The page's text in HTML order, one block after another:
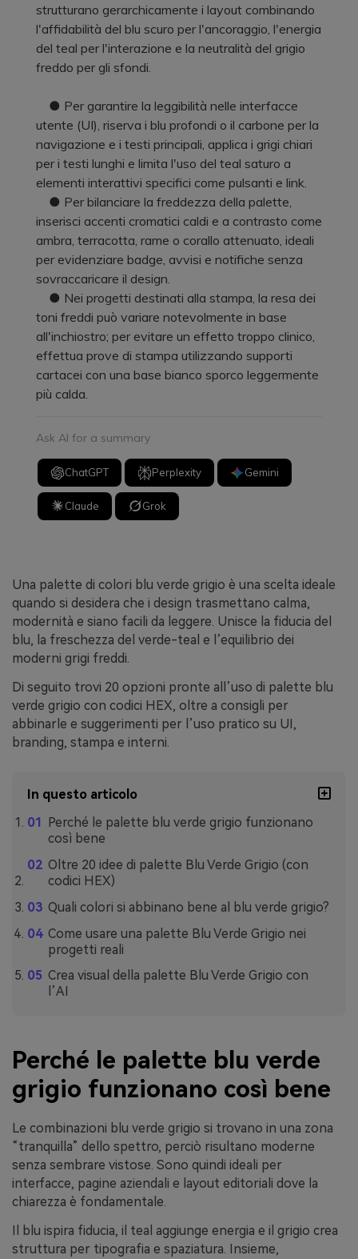
strutturano gerarchicamente i layout combinando
l'affidabilità del blu scuro per l'ancoraggio, l'energia
del teal per l'interazione e la neutralità del grigio
freddo per gli sfondi.
● Per garantire la leggibilità nelle interfacce
utente (UI), riserva i blu profondi o il carbone per la
navigazione e i testi principali, applica i grigi chiari
per i testi lunghi e limita l'uso del teal saturo a
elementi interattivi specifici come pulsanti e link.
● Per bilanciare la freddezza della palette,
inserisci accenti cromatici caldi e a contrasto come
ambra, terracotta, rame o corallo attenuato, ideali
per evidenziare badge, avvisi e notifiche senza
sovraccaricare il design.
● Nei progetti destinati alla stampa, la resa dei
toni freddi può variare notevolmente in base
all'inchiostro; per evitare un effetto troppo clinico,
effettua prove di stampa utilizzando supporti
cartacei con una base bianco sporco leggermente
più calda.
Ask AI for a summary
ChatGPT Perplexity Gemini
Claude Grok
Una palette di colori blu verde grigio è una scelta ideale
quando si desidera che i design trasmettano calma,
modernità e siano facili da leggere. Unisce la fiducia del
blu, la freschezza del verde-teal e l’equilibrio dei
moderni grigi freddi.
Di seguito trovi 20 opzioni pronte all’uso di palette blu
verde grigio con codici HEX, oltre a consigli per
abbinarle e suggerimenti per l’uso pratico su UI,
branding, stampa e interni.
In questo articolo
Perché le palette blu verde grigio funzionano
così bene
Oltre 20 idee di palette Blu Verde Grigio (con
codici HEX)
Quali colori si abbinano bene al blu verde grigio?
Come usare una palette Blu Verde Grigio nei
progetti reali
Crea visual della palette Blu Verde Grigio con
l’AI
Perché le palette blu verde
grigio funzionano così bene
Le combinazioni blu verde grigio si trovano in una zona
“tranquilla” dello spettro, perciò risultano moderne
senza sembrare vistose. Sono quindi ideali per
interfacce, pagine aziendali e layout editoriali dove la
chiarezza è fondamentale.
Il blu ispira fiducia, il teal aggiunge energia e il grigio crea
struttura per tipografia e spaziatura. Insieme,